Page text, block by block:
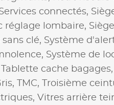
connectés,
réglage lombaire,
clé, Système
Système de
Tablette cache bagages,
TMC, Troisième
Vitres arrière